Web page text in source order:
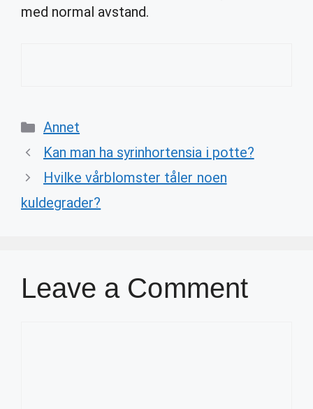
med normal avstand.
Categories
Annet
Kan man ha syrinhortensia i potte?
Hvilke vårblomster tåler noen
kuldegrader?
Leave a Comment